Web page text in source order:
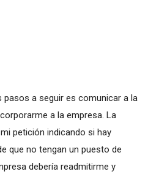
pasos a seguir es comunicar a la
a la empresa. La
petición indicando si hay
que no tengan un puesto de
debería readmitirme y